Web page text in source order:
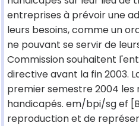
entreprises à prévoir une
leurs besoins, comme un
ne pouvant se servir de
Commission souhaitent
directive avant la fin 2003.
premier semestre 2004 les
handicapés. em/bpi/sg ef
reproduction et de